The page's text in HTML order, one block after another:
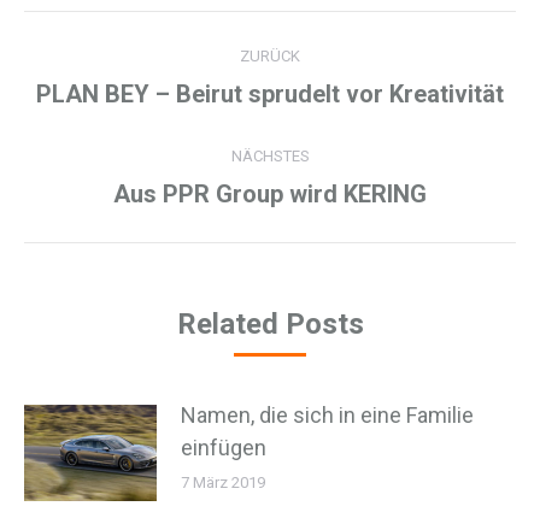
Kommentarnavigation
ZURÜCK
Vorheriger
PLAN BEY – Beirut sprudelt vor Kreativität
NÄCHSTES
Nächster
Aus PPR Group wird KERING
Related Posts
Namen, die sich in eine Familie
einfügen
7 März 2019